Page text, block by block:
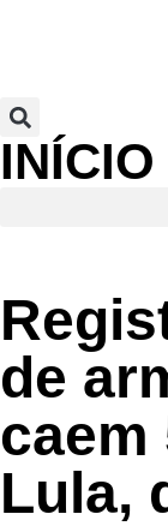
INÍCIO
de
caem
Lula,